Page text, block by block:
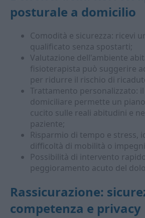
posturale a domicilio
Comodità e sicurezza: ricevi
qualificato senza spostarti;
Valutazione dell'ambiente
fisioterapista può suggerire
per ridurre il rischio di
Trattamento personalizzato:
domiciliare permette un
cucito sulle reali abitudini e
paziente;
Risparmio di tempo e stress,
difficoltà di mobilità o
Possibilità di intervento
peggioramento acuto del
Rassicurazione:
competenza e privacy